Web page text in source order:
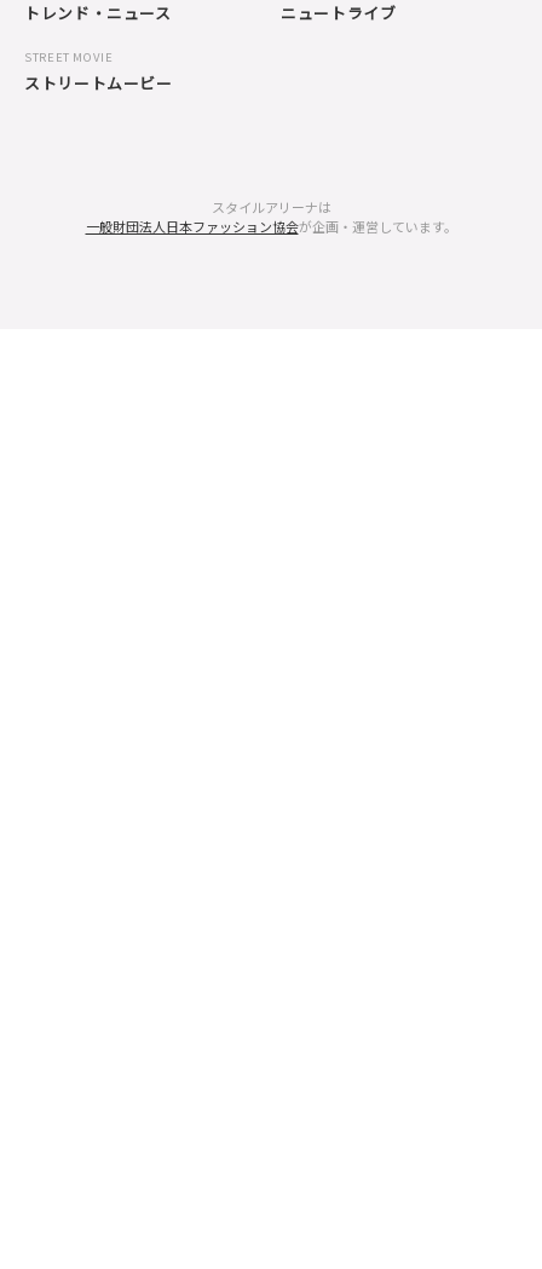
トレンド・ニュース ニュートライブ
STREET MOVIE
ストリートムービー
スタイルアリーナは
一般財団法人日本ファッション協会が企画・運営しています。